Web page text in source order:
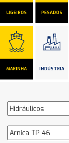
LIGEIROS PESADOS
MARINHA INDÚSTRIA